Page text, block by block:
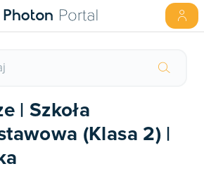
| Szkoła
(Klasa 2) |